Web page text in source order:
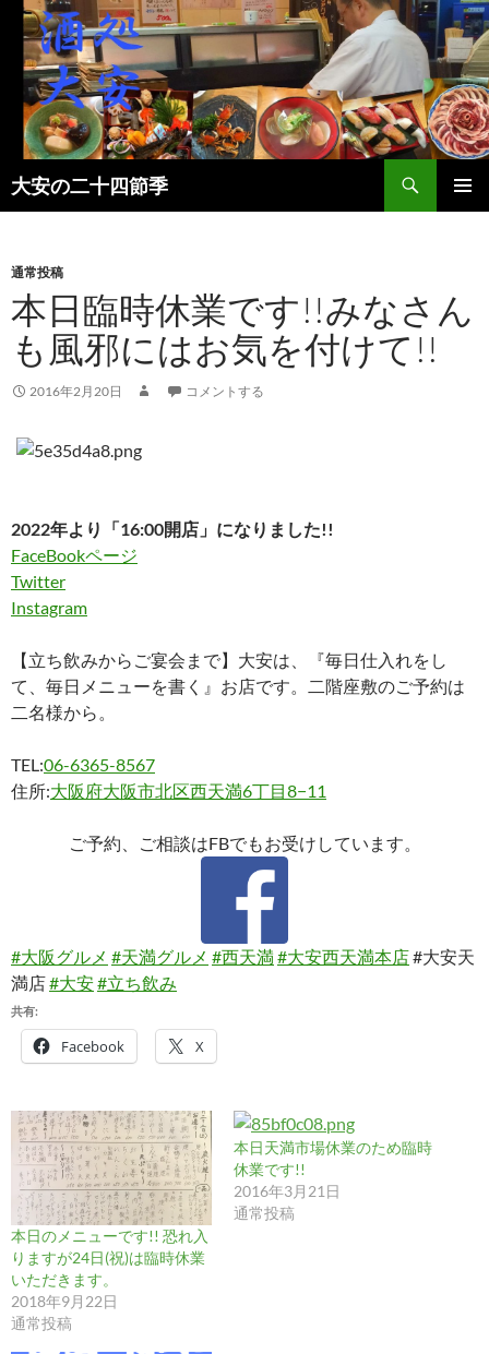
大安の二十四節季
検
索
ン
へ
ス
キ
ッ
通常投稿
本日臨時休業です!!みなさん
も風邪にはお気を付けて!!
2016年2月20日 コメントする
2022年より「16:00開店」になりました!!
FaceBookページ
Twitter
Instagram
【立ち飲みからご宴会まで】大安は、『毎日仕入れをし
て、毎日メニューを書く』お店です。二階座敷のご予約は
二名様から。
TEL:06-6365-8567
住所:大阪府大阪市北区西天満6丁目8−11
ご予約、ご相談はFBでもお受けしています。
#大阪グルメ #天満グルメ #西天満#大安西天満本店#大安天
満店#大安#立ち飲み
共有:
Facebook X
本日のメニューです!! 恐れ入
りますが24日(祝)は臨時休業
いただきます。
2018年9月22日
通常投稿
本日天満市場休業のため臨時
休業です!!
2016年3月21日
通常投稿